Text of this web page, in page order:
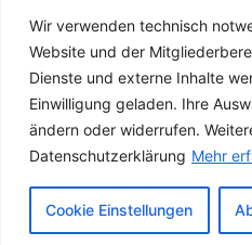
Wir verwenden technisch
Website und der
Dienste und externe Inhalte
Einwilligung geladen. Ihre
ändern oder widerrufen.
Datenschutzerklärung Mehr
Cookie Einstellungen
Browser.
© Newspaper